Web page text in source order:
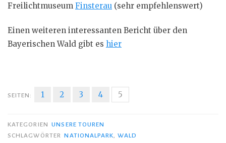
Freilichtmuseum Finsterau (sehr empfehlenswert)
Einen weiteren interessanten Bericht über den
Bayerischen Wald gibt es hier
SEITEN: 1 2 3 4 5
KATEGORIEN UNSERE TOUREN
SCHLAGWÖRTER
NATIONALPARK WALD